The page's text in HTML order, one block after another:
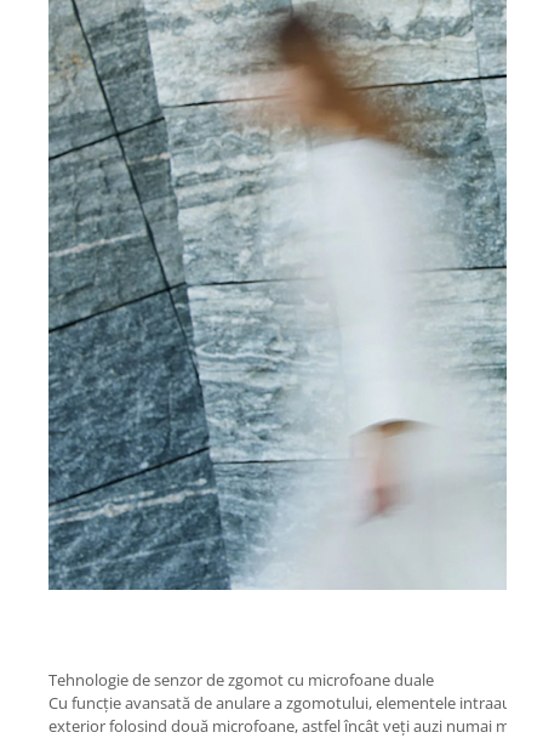
Tehnologie de senzor de zgomot cu microfoane duale
Cu funcție avansată de anulare a zgomotului, elementele
exterior folosind două microfoane, astfel încât veți auzi numai